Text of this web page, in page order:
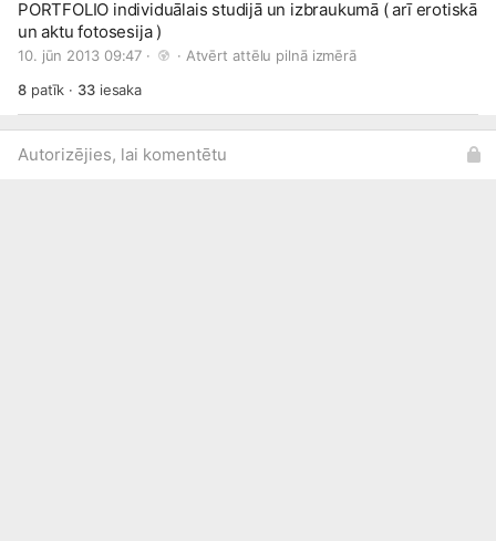
PORTFOLIO individuālais studijā un izbraukumā ( arī erotiskā
un aktu fotosesija )
10. jūn 2013 09:47 · · Atvērt attēlu pilnā izmērā
8patīk · 33iesaka
Autorizējies, lai komentētu